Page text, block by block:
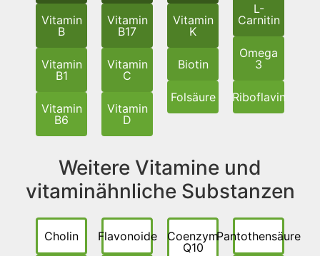
Vitamin
B
Vitamin
B1
Vitamin
B6
Vitamin
B17
Vitamin
C
Vitamin
D
Vitamin
K
Biotin
Folsäure
L-
Carnitin
Omega
3
Riboflavin
Weitere Vitamine und
vitaminähnliche Substanzen
Cholin Flavonoide
Coenzym
Q10
Pantothensäure